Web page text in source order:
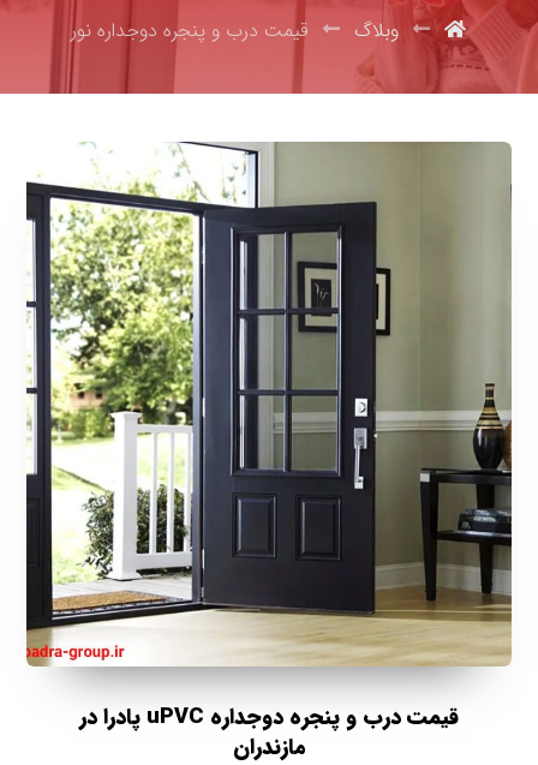
وبلاگ قیمت درب و پنجره دوجداره نور
قیمت درب و پنجره دوجداره uPVC پادرا در
مازندران